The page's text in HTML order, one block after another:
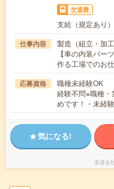
交通費
支給（規定あり）
仕事内容
製造（組立・加工
【車の内装パー
作る工場でのお
応募資格
職種未経験OK
経験不問※職種
めです！・未経
気になる!
派遣会社